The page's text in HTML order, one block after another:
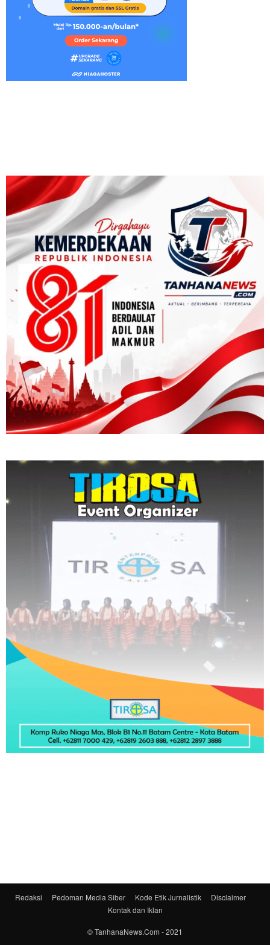
Redaksi Pedoman Media Siber Kode Etik Jurnalistik
Disclaimer
Kontak dan Iklan
© TanhanaNews.Com - 2021